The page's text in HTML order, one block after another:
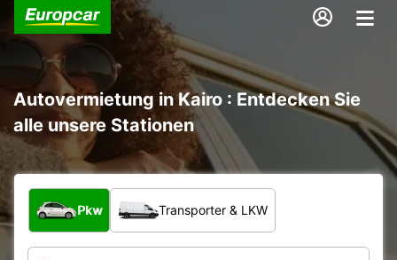
Autovermietung in Kairo : Entdecken Sie
alle unsere Stationen
Welche Art von Fahrzeug?
Pkw Transporter & LKW